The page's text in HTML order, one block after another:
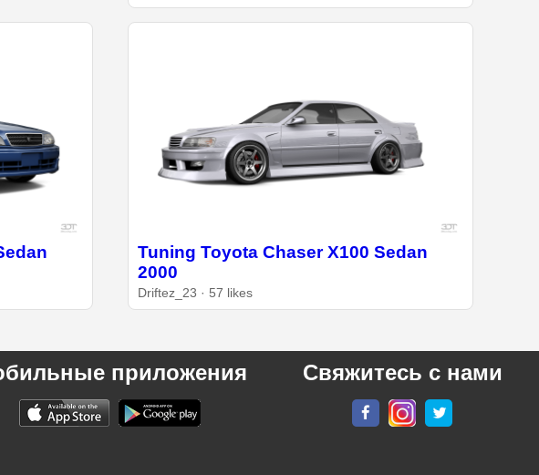
Tuning Toyota Chaser X100 Sedan
2000
Driftez_23 · 57 likes
приложения Свяжитесь с нами